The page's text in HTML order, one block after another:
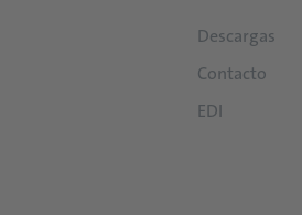
Descargas
Contacto
EDI